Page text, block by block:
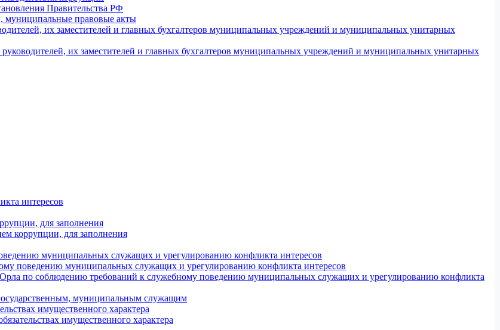
Правительства РФ
муниципальные правовые акты
их заместителей и главных бухгалтеров муниципальных учреждений и муниципальных унитарных
их заместителей и главных бухгалтеров муниципальных учреждений и муниципальных унитарных
интересов
для заполнения
коррупции, для заполнения
муниципальных служащих и урегулированию конфликта интересов
поведению муниципальных служащих и урегулированию конфликта интересов
по соблюдению требований к служебному поведению муниципальных служащих и урегулированию конфликта
муниципальным служащим
имущественного характера
имущественного характера